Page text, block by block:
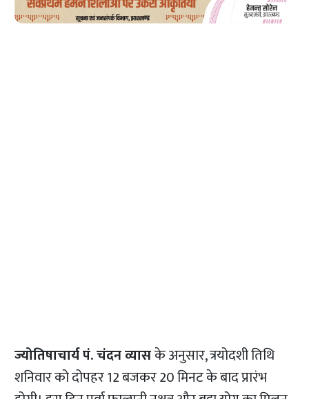
ज्योतिषाचार्य पं. चंदन व्यासके अनुसार, त्रयोदशी तिथि
शनिवार को दोपहर 12 बजकर 20 मिनट के बाद प्रारंभ